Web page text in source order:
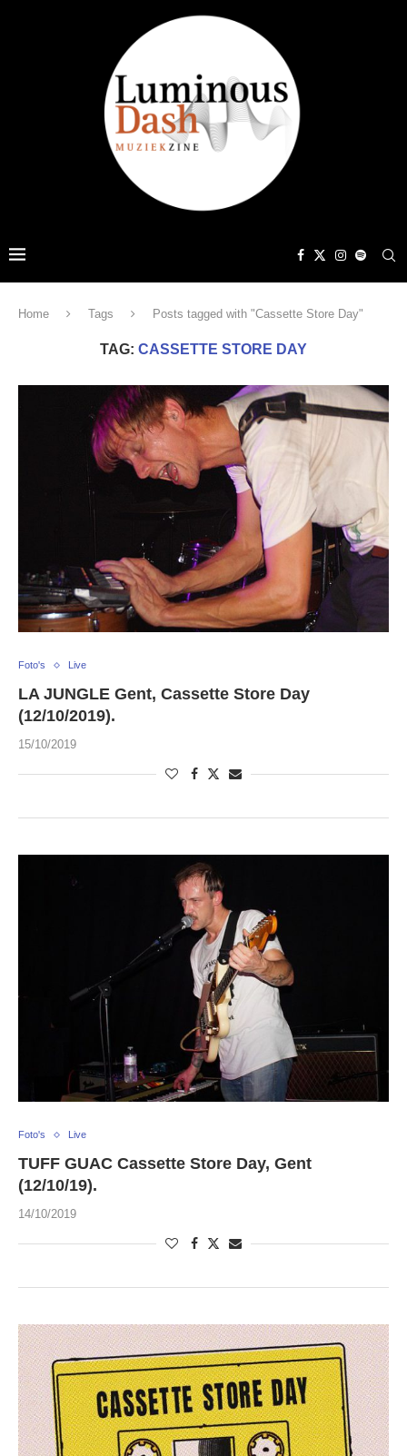
Home Tags Posts tagged with "Cassette Store Day"
TAG: CASSETTE STORE DAY
Foto's Live
LA JUNGLE Gent, Cassette Store Day
(12/10/2019).
15/10/2019
Foto's Live
TUFF GUAC Cassette Store Day, Gent
(12/10/19).
14/10/2019